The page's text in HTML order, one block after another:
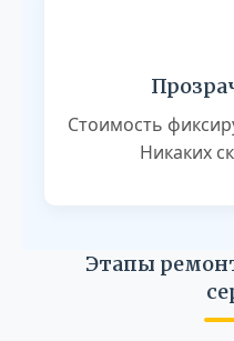
Стоимость
Никаких
Этапы